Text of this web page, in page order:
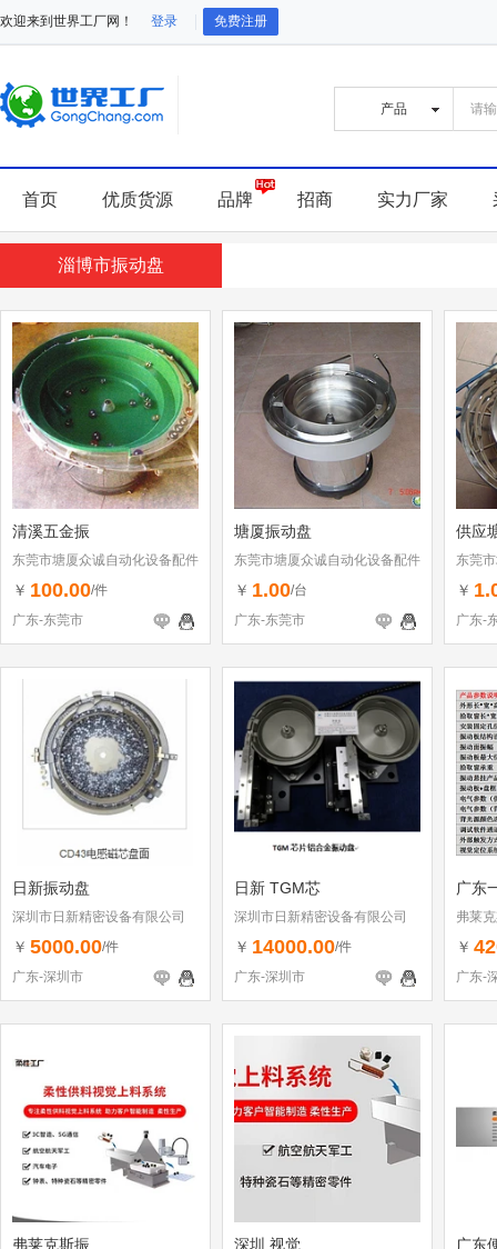
欢迎来到世界工厂网！ 登录 免费注册
首页 优质货源 品牌 招商 实力厂家
淄博市振动盘
清溪五金振
东莞市塘厦众诚自动化设备配件
加工店
￥ 100.00/件
广东-东莞市
塘厦振动盘
东莞市塘厦众诚自动化设备配件
加工店
￥ 1.00/台
广东-东莞市
供应
东莞
加工店
￥
广东-
日新振动盘
深圳市日新精密设备有限公司
￥ 5000.00/件
广东-深圳市
日新 TGM芯
深圳市日新精密设备有限公司
￥ 14000.00/件
广东-深圳市
广东
弗莱
公司
￥
广东-
弗莱克斯振 深圳 视觉 广东